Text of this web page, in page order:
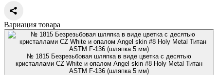
Вариация товара
№ 1815 Безрезьбовая шляпка в виде цветка с десятью
кристаллами CZ White и опалом Angel skin #8 Holy Metal Титан
ASTM F-136 (шляпка 5 мм)